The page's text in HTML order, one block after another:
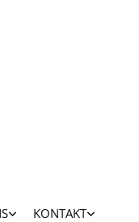
KONTAKT